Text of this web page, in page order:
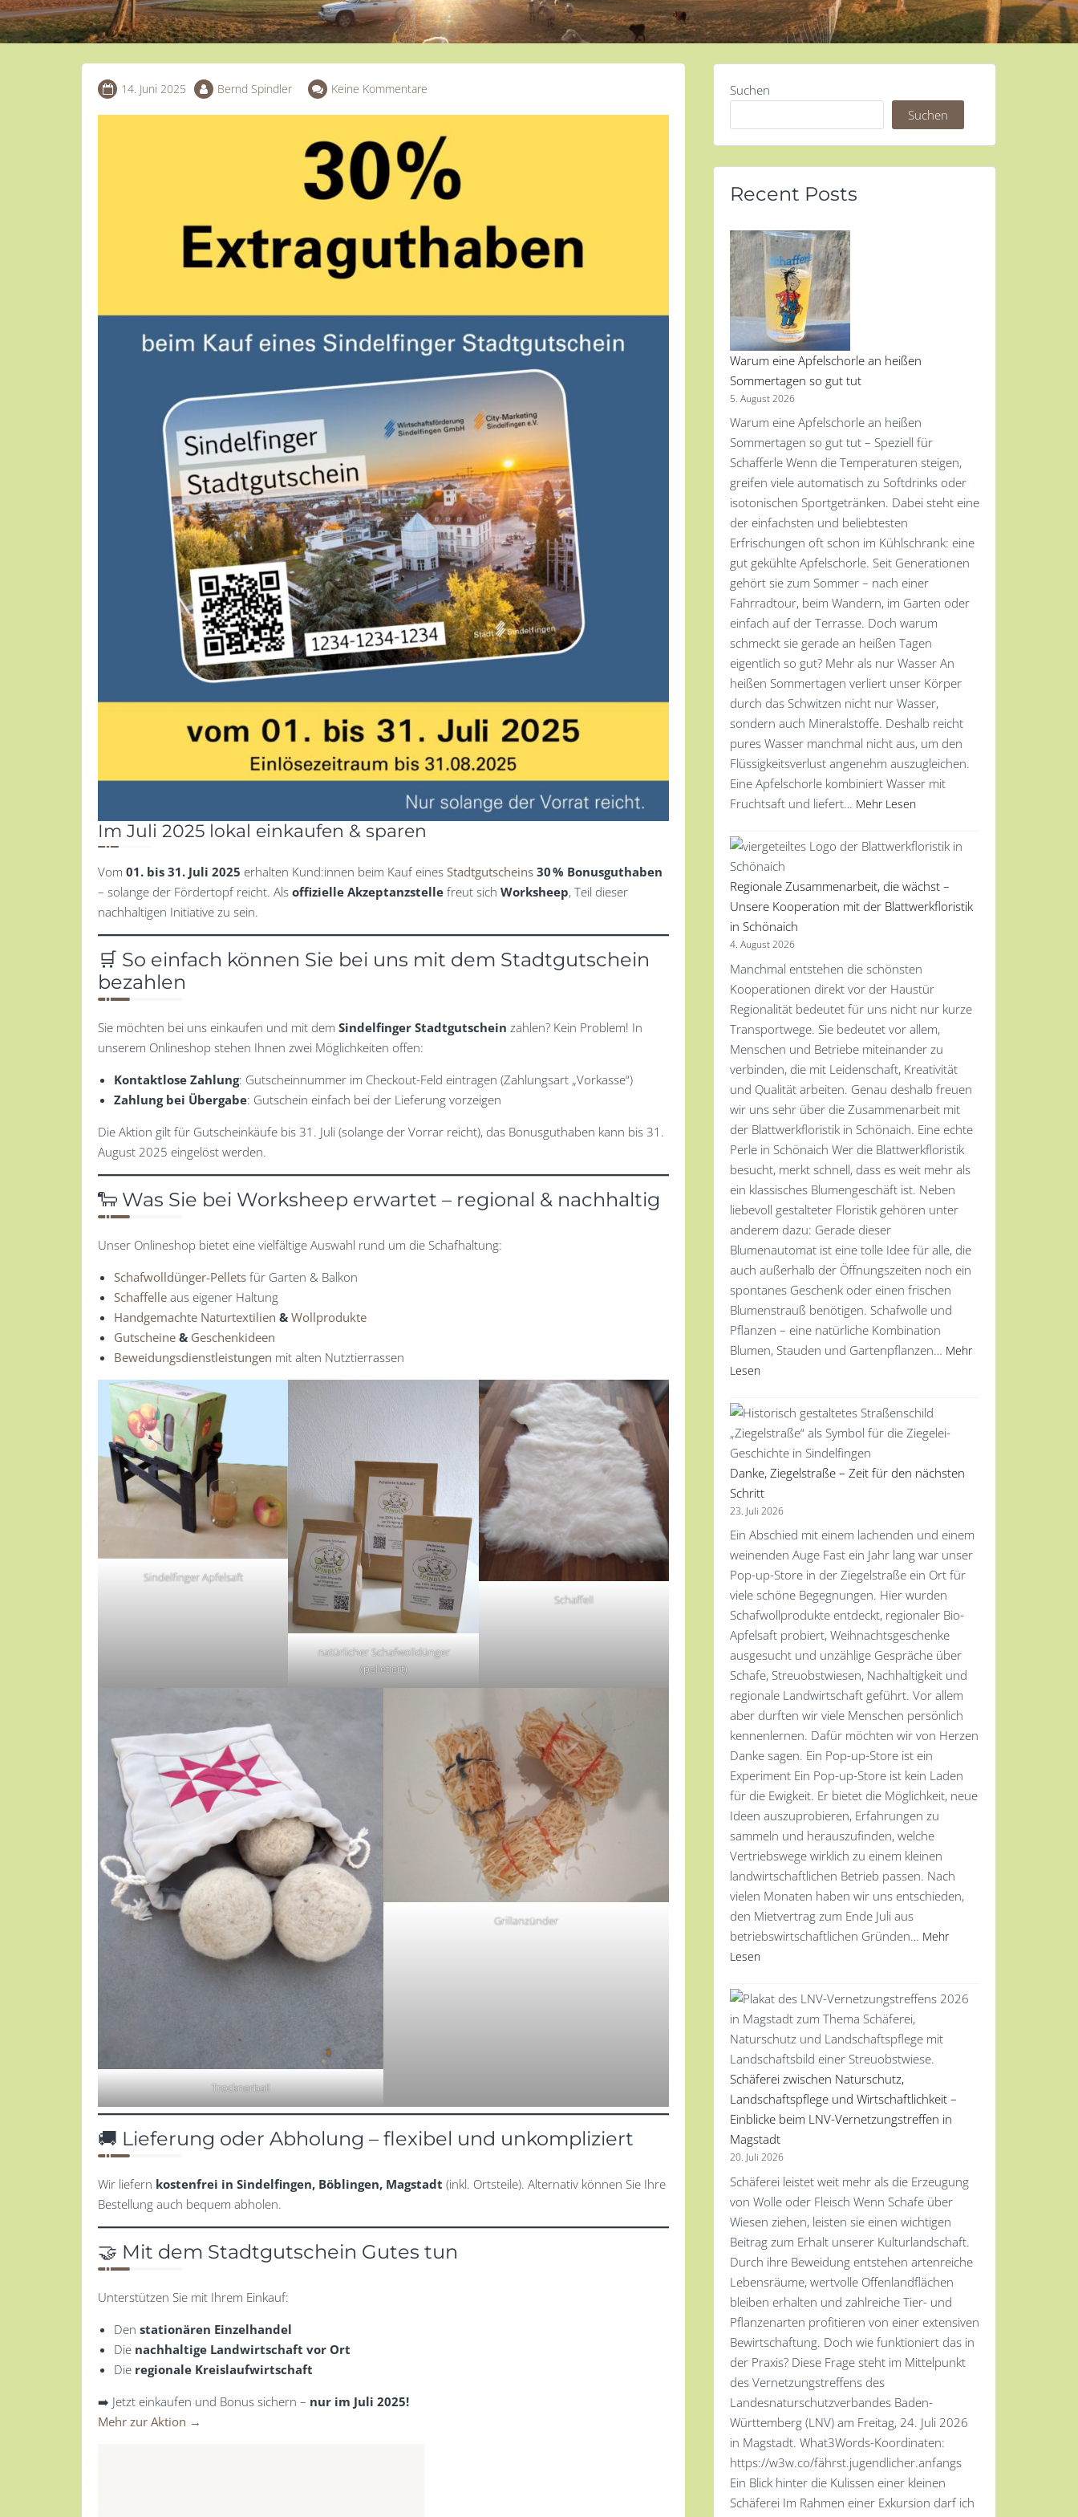
14. Juni 2025 Bernd Spindler Keine Kommentare
Im Juli 2025 lokal einkaufen & sparen
Vom 01. bis 31. Juli 2025 erhalten Kund:innen beim Kauf eines Stadtgutscheins 30 % Bonusguthaben
– solange der Fördertopf reicht. Als offizielle Akzeptanzstelle freut sich Worksheep, Teil dieser
nachhaltigen Initiative zu sein.
🛒 So einfach können Sie bei uns mit dem Stadtgutschein
bezahlen
Sie möchten bei uns einkaufen und mit dem Sindelfinger Stadtgutschein zahlen? Kein Problem! In
unserem Onlineshop stehen Ihnen zwei Möglichkeiten offen:
Kontaktlose Zahlung: Gutscheinnummer im Checkout-Feld eintragen (Zahlungsart „Vorkasse“)
Zahlung bei Übergabe: Gutschein einfach bei der Lieferung vorzeigen
Die Aktion gilt für Gutscheinkäufe bis 31. Juli (solange der Vorrar reicht), das Bonusguthaben kann bis 31.
August 2025 eingelöst werden.
🐑 Was Sie bei Worksheep erwartet – regional & nachhaltig
Unser Onlineshop bietet eine vielfältige Auswahl rund um die Schafhaltung:
Schafwolldünger-Pellets für Garten & Balkon
Schaffelle aus eigener Haltung
Handgemachte Naturtextilien & Wollprodukte
Gutscheine & Geschenkideen
Beweidungsdienstleistungen mit alten Nutztierrassen
Sindelfinger Apfelsaft
natürlicher Schafwolldünger
(pelletiert)
Schaffell
Trocknerball
Grillanzünder
🚚 Lieferung oder Abholung – flexibel und unkompliziert
Wir liefern kostenfrei in Sindelfingen, Böblingen, Magstadt (inkl. Ortsteile). Alternativ können Sie Ihre
Bestellung auch bequem abholen.
🤝 Mit dem Stadtgutschein Gutes tun
Unterstützen Sie mit Ihrem Einkauf:
Den stationären Einzelhandel
Die nachhaltige Landwirtschaft vor Ort
Die regionale Kreislaufwirtschaft
➡️ Jetzt einkaufen und Bonus sichern – nur im Juli 2025!
Mehr zur Aktion →
Suchen
Suchen
Recent Posts
Warum eine Apfelschorle an heißen
Sommertagen so gut tut
5. August 2026
Warum eine Apfelschorle an heißen
Sommertagen so gut tut – Speziell für
Schafferle Wenn die Temperaturen steigen,
greifen viele automatisch zu Softdrinks oder
isotonischen Sportgetränken. Dabei steht eine
der einfachsten und beliebtesten
Erfrischungen oft schon im Kühlschrank: eine
gut gekühlte Apfelschorle. Seit Generationen
gehört sie zum Sommer – nach einer
Fahrradtour, beim Wandern, im Garten oder
einfach auf der Terrasse. Doch warum
schmeckt sie gerade an heißen Tagen
eigentlich so gut? Mehr als nur Wasser An
heißen Sommertagen verliert unser Körper
durch das Schwitzen nicht nur Wasser,
sondern auch Mineralstoffe. Deshalb reicht
pures Wasser manchmal nicht aus, um den
Flüssigkeitsverlust angenehm auszugleichen.
Eine Apfelschorle kombiniert Wasser mit
Fruchtsaft und liefert… Mehr Lesen
Regionale Zusammenarbeit, die wächst –
Unsere Kooperation mit der Blattwerkfloristik
in Schönaich
4. August 2026
Manchmal entstehen die schönsten
Kooperationen direkt vor der Haustür
Regionalität bedeutet für uns nicht nur kurze
Transportwege. Sie bedeutet vor allem,
Menschen und Betriebe miteinander zu
verbinden, die mit Leidenschaft, Kreativität
und Qualität arbeiten. Genau deshalb freuen
wir uns sehr über die Zusammenarbeit mit
der Blattwerkfloristik in Schönaich. Eine echte
Perle in Schönaich Wer die Blattwerkfloristik
besucht, merkt schnell, dass es weit mehr als
ein klassisches Blumengeschäft ist. Neben
liebevoll gestalteter Floristik gehören unter
anderem dazu: Gerade dieser
Blumenautomat ist eine tolle Idee für alle, die
auch außerhalb der Öffnungszeiten noch ein
spontanes Geschenk oder einen frischen
Blumenstrauß benötigen. Schafwolle und
Pflanzen – eine natürliche Kombination
Blumen, Stauden und Gartenpflanzen… Mehr
Lesen
Danke, Ziegelstraße – Zeit für den nächsten
Schritt
23. Juli 2026
Ein Abschied mit einem lachenden und einem
weinenden Auge Fast ein Jahr lang war unser
Pop-up-Store in der Ziegelstraße ein Ort für
viele schöne Begegnungen. Hier wurden
Schafwollprodukte entdeckt, regionaler Bio-
Apfelsaft probiert, Weihnachtsgeschenke
ausgesucht und unzählige Gespräche über
Schafe, Streuobstwiesen, Nachhaltigkeit und
regionale Landwirtschaft geführt. Vor allem
aber durften wir viele Menschen persönlich
kennenlernen. Dafür möchten wir von Herzen
Danke sagen. Ein Pop-up-Store ist ein
Experiment Ein Pop-up-Store ist kein Laden
für die Ewigkeit. Er bietet die Möglichkeit, neue
Ideen auszuprobieren, Erfahrungen zu
sammeln und herauszufinden, welche
Vertriebswege wirklich zu einem kleinen
landwirtschaftlichen Betrieb passen. Nach
vielen Monaten haben wir uns entschieden,
den Mietvertrag zum Ende Juli aus
betriebswirtschaftlichen Gründen… Mehr
Lesen
Schäferei zwischen Naturschutz,
Landschaftspflege und Wirtschaftlichkeit –
Einblicke beim LNV-Vernetzungstreffen in
Magstadt
20. Juli 2026
Schäferei leistet weit mehr als die Erzeugung
von Wolle oder Fleisch Wenn Schafe über
Wiesen ziehen, leisten sie einen wichtigen
Beitrag zum Erhalt unserer Kulturlandschaft.
Durch ihre Beweidung entstehen artenreiche
Lebensräume, wertvolle Offenlandflächen
bleiben erhalten und zahlreiche Tier- und
Pflanzenarten profitieren von einer extensiven
Bewirtschaftung. Doch wie funktioniert das in
der Praxis? Diese Frage steht im Mittelpunkt
des Vernetzungstreffens des
Landesnaturschutzverbandes Baden-
Württemberg (LNV) am Freitag, 24. Juli 2026
in Magstadt. What3Words-Koordinaten:
https://w3w.co/fährst.jugendlicher.anfangs
Ein Blick hinter die Kulissen einer kleinen
Schäferei Im Rahmen einer Exkursion darf ich